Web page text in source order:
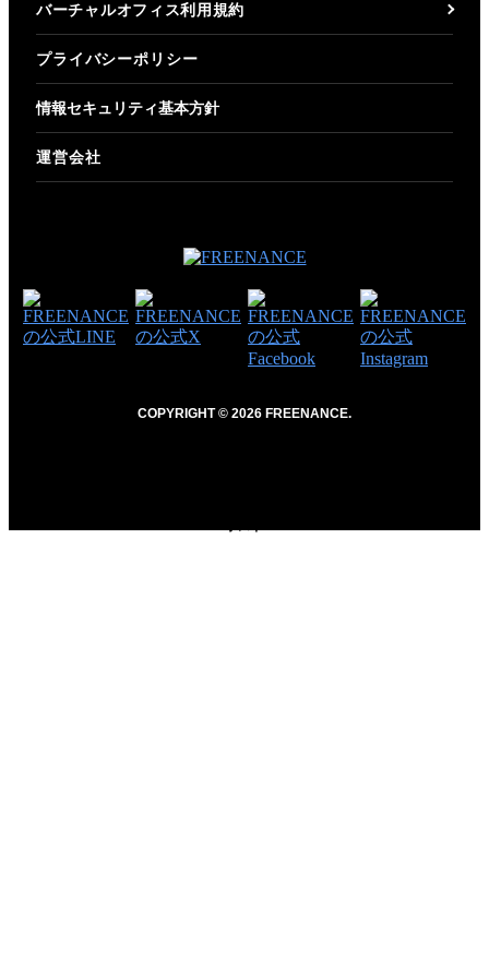
バーチャルオフィス利用規約
プライバシーポリシー
情報セキュリティ基本方針
運営会社
COPYRIGHT © 2026 FREENANCE.